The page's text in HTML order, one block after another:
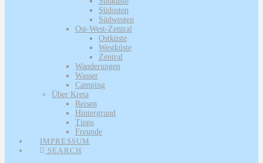
Südosten
Südwesten
Ost-West-Zentral
Ostküste
Westküste
Zentral
Wanderungen
Wasser
Camping
Über Kreta
Reisen
Hintergrund
Tipps
Freunde
IMPRESSUM
SEARCH